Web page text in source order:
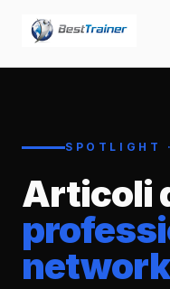
SPOTLIGHT
Articoli